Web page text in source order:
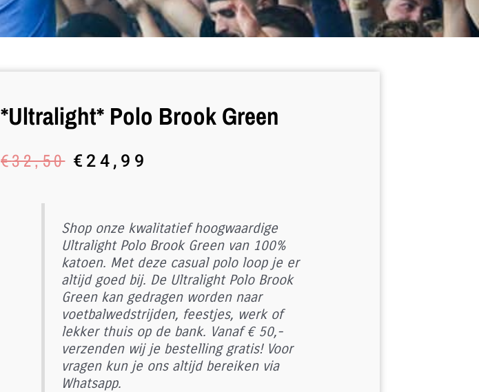
*Ultralight* Polo Brook Green
€32,50 Oorspronkelijke
prijs
€ 24,99
Shop onze kwalitatief hoogwaardige
Ultralight Polo Brook Green van 100%
katoen. Met deze casual polo loop je er
altijd goed bij. De Ultralight Polo Brook
Green kan gedragen worden naar
voetbalwedstrijden, feestjes, werk of
lekker thuis op de bank. Vanaf € 50,-
verzenden wij je bestelling gratis! Voor
vragen kun je ons altijd bereiken via
Whatsapp.